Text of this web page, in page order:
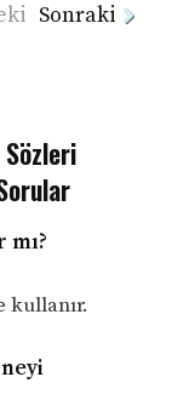
Sonraki
kullanır.